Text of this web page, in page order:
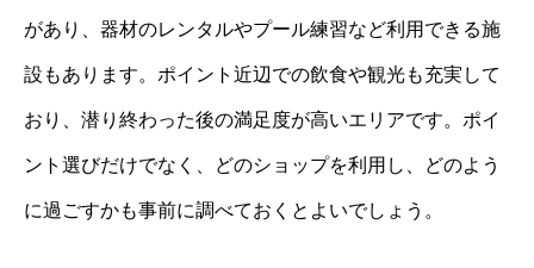
があり、器材のレンタルやプール練習など利用できる施
設もあります。ポイント近辺での飲食や観光も充実して
おり、潜り終わった後の満足度が高いエリアです。ポイ
ント選びだけでなく、どのショップを利用し、どのよう
に過ごすかも事前に調べておくとよいでしょう。